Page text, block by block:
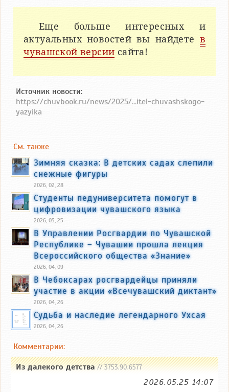
Еще больше интересных и
актуальных новостей вы найдете в
чувашской версии сайта!
Источник новости:
https://chuvbook.ru/news/2025/...itel-chuvashskogo-
yazyika
См. также
Зимняя сказка: В детских садах слепили
снежные фигуры
2026, 02, 28
Студенты педуниверситета помогут в
цифровизации чувашского языка
2026, 03, 25
В Управлении Росгвардии по Чувашской
Республике – Чувашии прошла лекция
Всероссийского общества «Знание»
2026, 04, 09
В Чебоксарах росгвардейцы приняли
участие в акции «Всечувашский диктант»
2026, 04, 26
Судьба и наследие легендарного Ухсая
2026, 04, 26
Комментарии:
Из далекого детства// 3753.90.6577
2026.05.25 14:07